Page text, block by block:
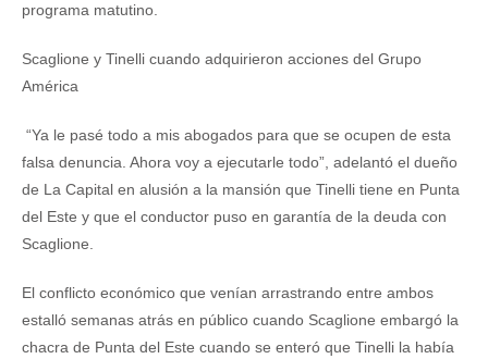
programa matutino.
Scaglione y Tinelli cuando adquirieron acciones del Grupo
América
“Ya le pasé todo a mis abogados para que se ocupen de esta
falsa denuncia. Ahora voy a ejecutarle todo”, adelantó el dueño
de La Capital en alusión a la mansión que Tinelli tiene en Punta
del Este y que el conductor puso en garantía de la deuda con
Scaglione.
El conflicto económico que venían arrastrando entre ambos
estalló semanas atrás en público cuando Scaglione embargó la
chacra de Punta del Este cuando se enteró que Tinelli la había